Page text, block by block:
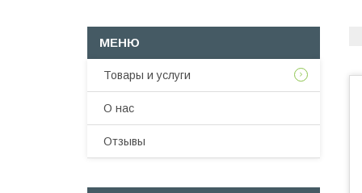
Товары и услуги
О нас
Отзывы